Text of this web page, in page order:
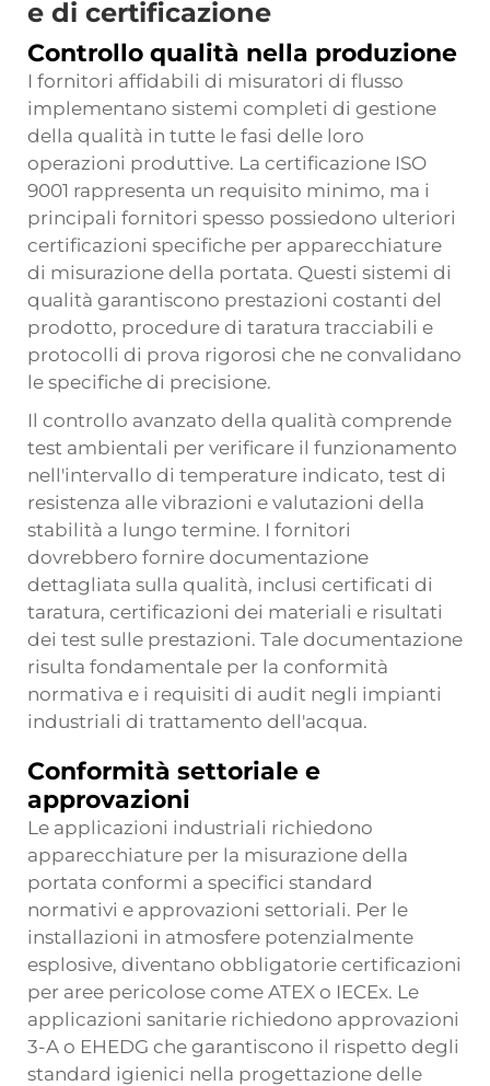
e di certificazione
Controllo qualità nella produzione
I fornitori affidabili di misuratori di flusso
implementano sistemi completi di gestione
della qualità in tutte le fasi delle loro
operazioni produttive. La certificazione ISO
9001 rappresenta un requisito minimo, ma i
principali fornitori spesso possiedono ulteriori
certificazioni specifiche per apparecchiature
di misurazione della portata. Questi sistemi di
qualità garantiscono prestazioni costanti del
prodotto, procedure di taratura tracciabili e
protocolli di prova rigorosi che ne convalidano
le specifiche di precisione.
Il controllo avanzato della qualità comprende
test ambientali per verificare il funzionamento
nell'intervallo di temperature indicato, test di
resistenza alle vibrazioni e valutazioni della
stabilità a lungo termine. I fornitori
dovrebbero fornire documentazione
dettagliata sulla qualità, inclusi certificati di
taratura, certificazioni dei materiali e risultati
dei test sulle prestazioni. Tale documentazione
risulta fondamentale per la conformità
normativa e i requisiti di audit negli impianti
industriali di trattamento dell'acqua.
Conformità settoriale e
approvazioni
Le applicazioni industriali richiedono
apparecchiature per la misurazione della
portata conformi a specifici standard
normativi e approvazioni settoriali. Per le
installazioni in atmosfere potenzialmente
esplosive, diventano obbligatorie certificazioni
per aree pericolose come ATEX o IECEx. Le
applicazioni sanitarie richiedono approvazioni
3-A o EHEDG che garantiscono il rispetto degli
standard igienici nella progettazione delle